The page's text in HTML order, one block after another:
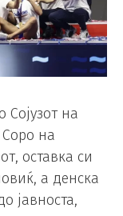
Сојузот на
на
оставка си
а денска
јавноста,